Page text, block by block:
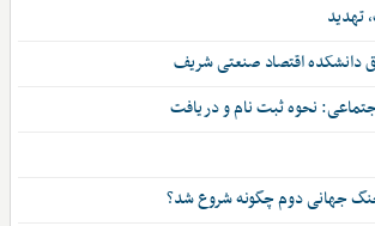
دانشکده اقتصاد صنعتی شریف
نحوه ثبت نام و دریافت
جهانی دوم چگونه شروع شد؟